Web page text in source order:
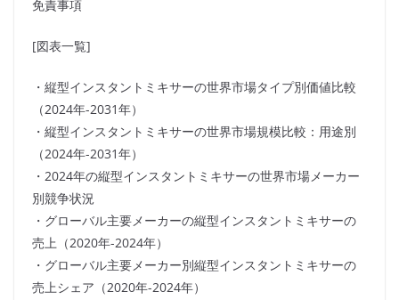
免責事項
[図表一覧]
・縦型インスタントミキサーの世界市場タイプ別価値比較
（2024年-2031年）
・縦型インスタントミキサーの世界市場規模比較：用途別
（2024年-2031年）
・2024年の縦型インスタントミキサーの世界市場メーカー
別競争状況
・グローバル主要メーカーの縦型インスタントミキサーの
売上（2020年-2024年）
・グローバル主要メーカー別縦型インスタントミキサーの
売上シェア（2020年-2024年）